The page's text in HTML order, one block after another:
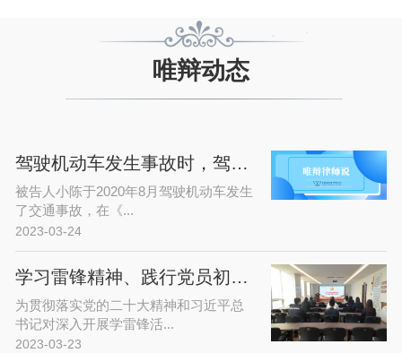
唯辩动态
驾驶机动车发生事故时，驾驶证逾期未换证，保险公司是否赔偿？
被告人小陈于2020年8月驾驶机动车发生
了交通事故，在《...
2023-03-24
学习雷锋精神、践行党员初心——唯辩律师事务所开展党日活动
为贯彻落实党的二十大精神和习近平总
书记对深入开展学雷锋活...
2023-03-23